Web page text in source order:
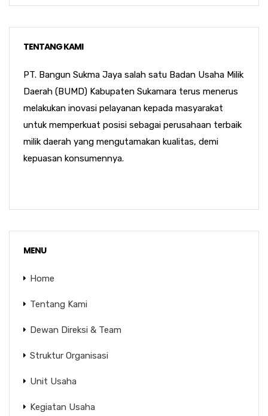
TENTANG KAMI
PT. Bangun Sukma Jaya salah satu Badan Usaha Milik
Daerah (BUMD) Kabupaten Sukamara terus menerus
melakukan inovasi pelayanan kepada masyarakat
untuk memperkuat posisi sebagai perusahaan terbaik
milik daerah yang mengutamakan kualitas, demi
kepuasan konsumennya.
MENU
Home
Tentang Kami
Dewan Direksi & Team
Struktur Organisasi
Unit Usaha
Kegiatan Usaha